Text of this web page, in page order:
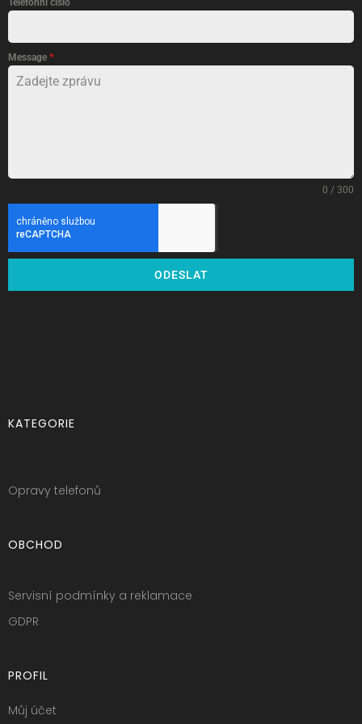
Telefonní číslo
Message *
0 / 300
ODESLAT
KATEGORIE
Opravy telefonů
OBCHOD
Servisní podmínky a reklamace
GDPR
PROFIL
Můj účet